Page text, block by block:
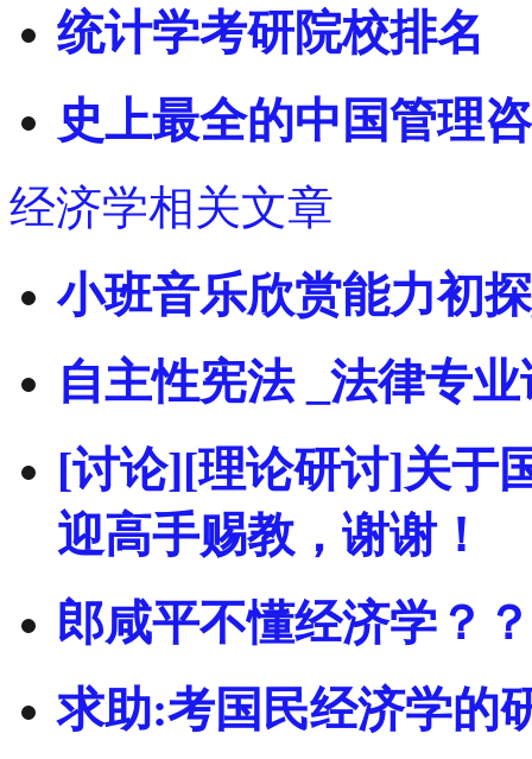
统计学考研院校排名
史上最全的中国管理
经济学相关文章
小班音乐欣赏能力初
自主性宪法 _法律专
[讨论][理论研讨]关于
迎高手赐教，谢谢！
郎咸平不懂经济学？
求助:考国民经济学的